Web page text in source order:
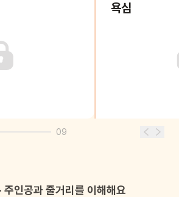
욕심
09
인공과 줄거리를 이해해요